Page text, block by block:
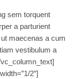
sem torquent
a parturient
maecenas a cum
vestibulum a
2″]